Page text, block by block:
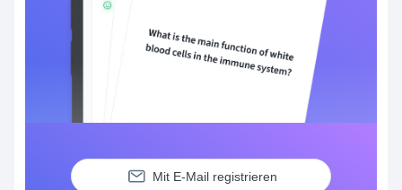
Mit E-Mail registrieren